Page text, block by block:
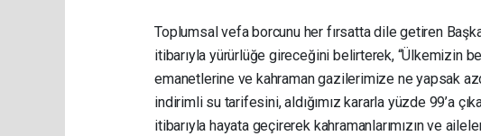
Toplumsal vefa borcunu her fırsatta dile getiren
itibarıyla yürürlüğe gireceğini belirterek, “Ülkemizin
emanetlerine ve kahraman gazilerimize ne yapsak
indirimli su tarifesini, aldığımız kararla yüzde 99’a
itibarıyla hayata geçirerek kahramanlarımızın ve